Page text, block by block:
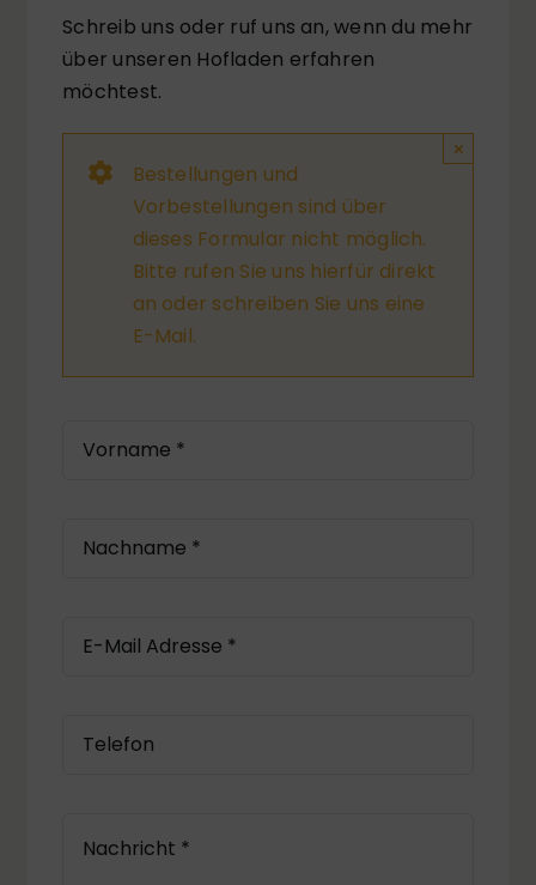
Schreib uns oder ruf uns an, wenn du mehr
über unseren Hofladen erfahren
möchtest.
Bestellungen und
Vorbestellungen sind über
dieses Formular nicht möglich.
Bitte rufen Sie uns hierfür direkt
an oder schreiben Sie uns eine
E-Mail.
×